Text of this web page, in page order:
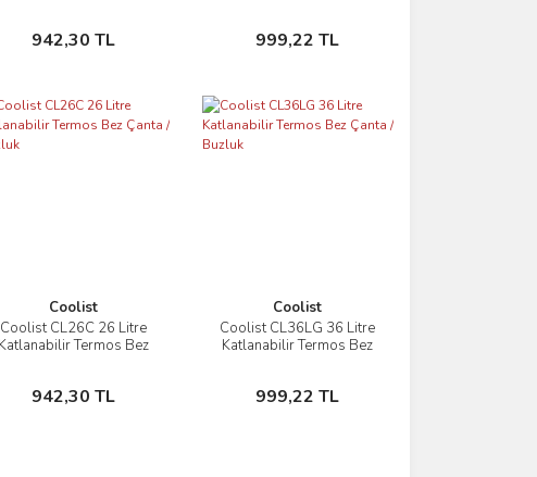
942,30 TL
Sepete Ekle 999,22 TL
Sepete Ekle
Coolist
Coolist CL26C 26 Litre
Katlanabilir Termos Bez
942,30 TL
İncele
Sepete Ekle
Coolist
Coolist CL36LG 36 Litre
Katlanabilir Termos Bez
999,22 TL
İncele
Sepete Ekle